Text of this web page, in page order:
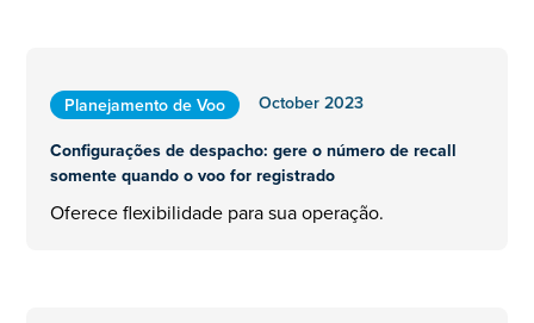
Planejamento de Voo
October 2023
Configurações de despacho: gere o número de recall
somente quando o voo for registrado
Oferece flexibilidade para sua operação.